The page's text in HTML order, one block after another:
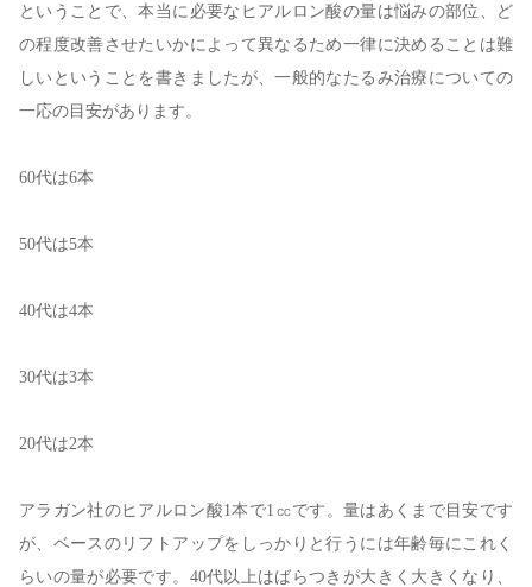
ということで、本当に必要なヒアルロン酸の量は悩みの部位、ど
の程度改善させたいかによって異なるため一律に決めることは難
しいということを書きましたが、一般的なたるみ治療についての
一応の目安があります。
60代は6本
50代は5本
40代は4本
30代は3本
20代は2本
アラガン社のヒアルロン酸1本で1㏄です。量はあくまで目安です
が、ベースのリフトアップをしっかりと行うには年齢毎にこれく
らいの量が必要です。40代以上はばらつきが大きく大きくなり、